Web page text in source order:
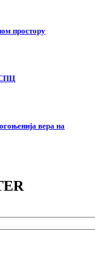
простору
СПЦ
вера на